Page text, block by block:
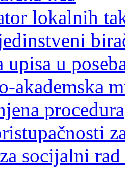
lokalnih
upisa u
akademska
procedura
socijalni